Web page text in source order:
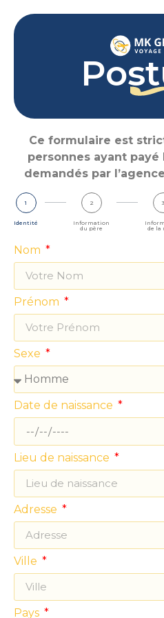
Ce formulaire est
personnes ayant
demandés par
1
Identité
2
Information
du père
3
de la
Nom
Prénom
Sexe
Date de naissance
Lieu de naissance
Adresse
Ville
Pays